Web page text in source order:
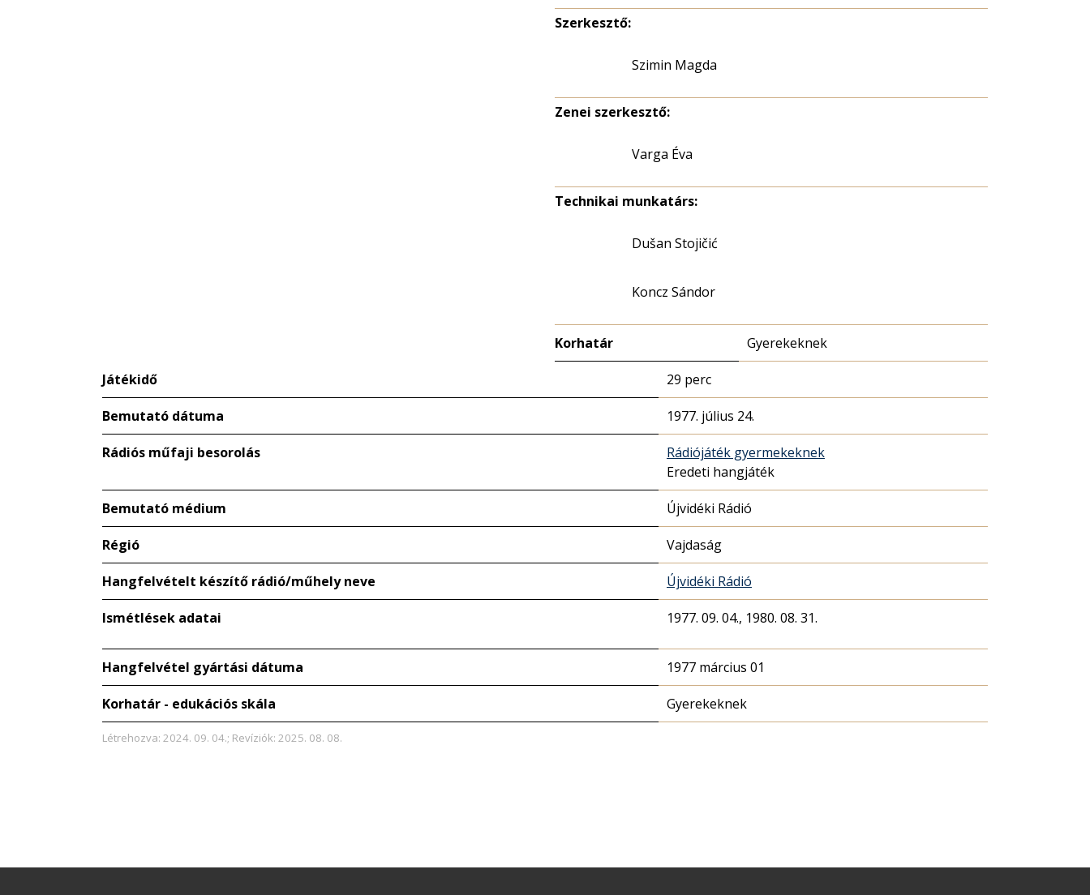
Szerkesztő:
Szimin Magda
Zenei szerkesztő:
Varga Éva
Technikai munkatárs:
Dušan Stojičić
Koncz Sándor
Korhatár Gyerekeknek
Játékidő 29 perc
Bemutató dátuma 1977. július 24.
Rádiós műfaji besorolás
Rádiójáték gyermekeknek
Eredeti hangjáték
Bemutató médium Újvidéki Rádió
Régió Vajdaság
Hangfelvételt készítő rádió/műhely neve Újvidéki Rádió
Ismétlések adatai 1977. 09. 04., 1980. 08. 31.
Hangfelvétel gyártási dátuma 1977 március 01
Korhatár - edukációs skála Gyerekeknek
Létrehozva: 2024. 09. 04.; Revíziók: 2025. 08. 08.